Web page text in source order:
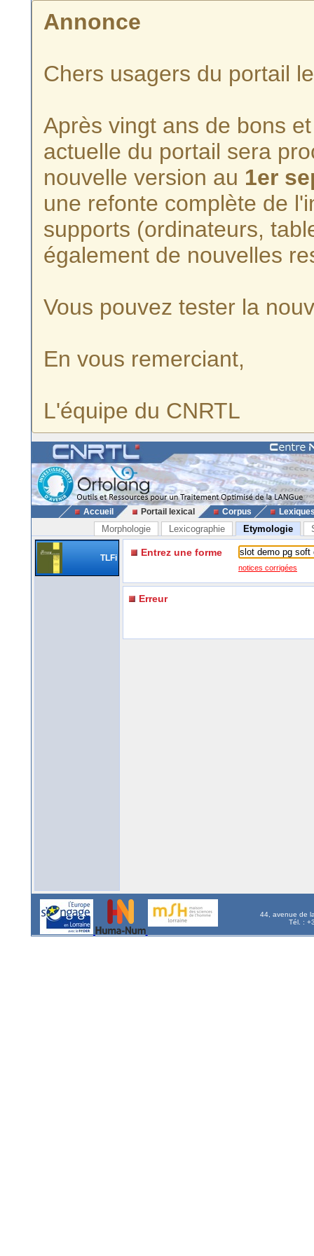
Annonce
Chers usagers du portail
Après vingt ans de bons
actuelle du portail sera
nouvelle version au 1er
une refonte complète de
supports (ordinateurs,
également de nouvelles
Vous pouvez tester la
En vous remerciant,
L'équipe du CNRTL
Accueil Portail lexical Corpus
Morphologie Lexicographie Etymologie
TLFi Entrez une forme
notices corrigées
Erreur
44, avenue de
Tél. :